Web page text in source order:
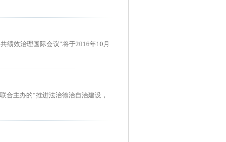
绩效治理国际会议”将于2016年10月
主办的“推进法治德治自治建设，